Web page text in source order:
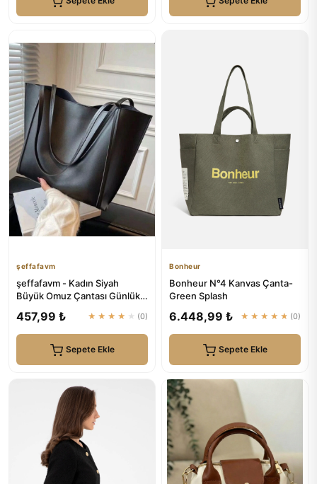
şeffafavm
şeffafavm - Kadın Siyah
Büyük Omuz Çantası Günlük-
457,99 ₺ ★★★★★ (0)
Sepete Ekle
Bonheur
Bonheur N°4 Kanvas Çanta-
Green Splash
6.448,99 ₺ ★★★★★ (0)
Sepete Ekle